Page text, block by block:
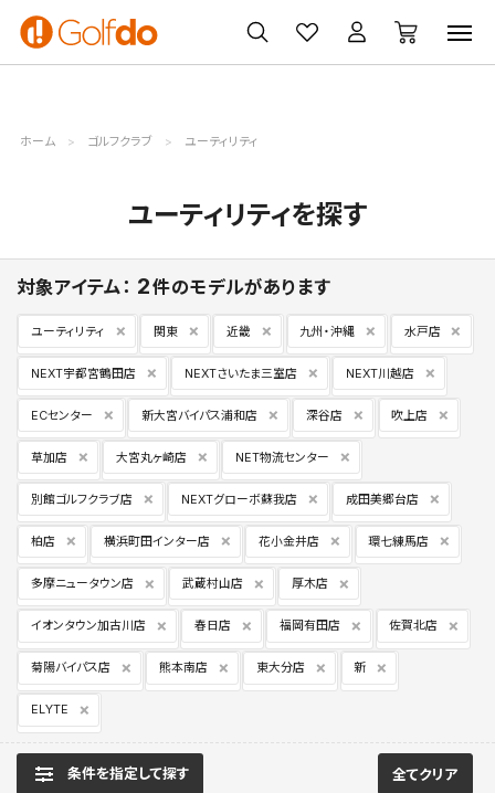
ゴルフ
クラブ
ゴルフ用品
買取
無料査定
クーポン
一覧
ホーム ゴルフクラブ ユーティリティ
ユーティリティを探す
対象アイテム： 2件のモデルがあります
ユーティリティ 関東 近畿 九州・沖縄 水戸店
NEXT宇都宮鶴田店 NEXTさいたま三室店 NEXT川越店
ECセンター 新大宮バイパス浦和店 深谷店 吹上店
草加店 大宮丸ヶ崎店 NET物流センター
別館ゴルフクラブ店 NEXTグローボ蘇我店 成田美郷台店
柏店 横浜町田インター店 花小金井店 環七練馬店
多摩ニュータウン店 武蔵村山店 厚木店
イオンタウン加古川店 春日店 福岡有田店 佐賀北店
菊陽バイパス店 熊本南店 東大分店 新
ELYTE
条件を指定して探す 全てクリア